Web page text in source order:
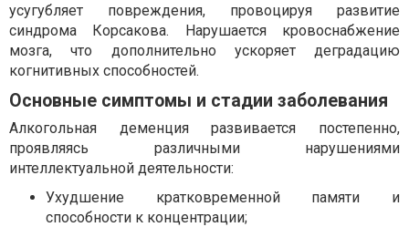
усугубляет повреждения, провоцируя развитие
синдрома Корсакова. Нарушается кровоснабжение
мозга, что дополнительно ускоряет деградацию
когнитивных способностей.
Основные симптомы и стадии заболевания
Алкогольная деменция развивается постепенно,
проявляясь различными нарушениями
интеллектуальной деятельности:
Ухудшение кратковременной памяти и
способности к концентрации;